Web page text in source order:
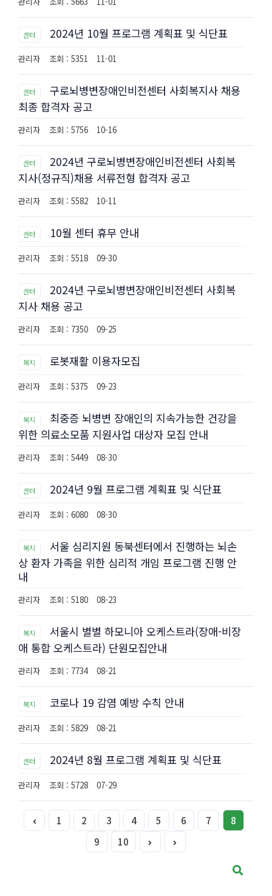
센터 2024년 10월 프로그램 계획표 및 식단표
관리자 조회 : 5351 11-01
센터
구로뇌병변장애인비전센터 사회복지사 채용
최종 합격자 공고
관리자 조회 : 5756 10-16
센터
2024년 구로뇌병변장애인비전센터 사회복
지사(정규직)채용 서류전형 합격자 공고
관리자 조회 : 5582 10-11
센터 10월 센터 휴무 안내
관리자 조회 : 5518 09-30
센터
2024년 구로뇌병변장애인비전센터 사회복
지사 채용 공고
관리자 조회 : 7350 09-25
복지 로봇재활 이용자모집
관리자 조회 : 5375 09-23
복지
최중증 뇌병변 장애인의 지속가능한 건강을
위한 의료소모품 지원사업 대상자 모집 안내
관리자 조회 : 5449 08-30
센터 2024년 9월 프로그램 계획표 및 식단표
관리자 조회 : 6080 08-30
복지
서울 심리지원 동북센터에서 진행하는 뇌손
상 환자 가족을 위한 심리적 개임 프로그램 진행 안
내
관리자 조회 : 5180 08-23
복지
서울시 별별 하모니아 오케스트라(장애-비장
애 통합 오케스트라) 단원모집안내
관리자 조회 : 7734 08-21
복지 코로나 19 감염 예방 수칙 안내
관리자 조회 : 5829 08-21
센터 2024년 8월 프로그램 계획표 및 식단표
관리자 조회 : 5728 07-29
1 2 3 4 5 6 7
8
9
10